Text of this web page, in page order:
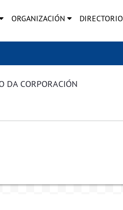
ORGANIZACIÓN DIRECTORIO
DA CORPORACIÓN